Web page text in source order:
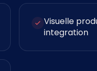
Visuelle
integration